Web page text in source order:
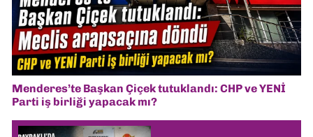
Menderes’te Başkan Çiçek tutuklandı: CHP ve YENİ
Parti iş birliği yapacak mı?